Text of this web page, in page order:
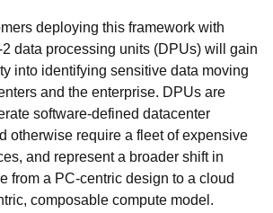
deploying this framework with
data processing units (DPUs) will gain
into identifying sensitive data moving
and the enterprise. DPUs are
software-defined datacenter
otherwise require a fleet of expensive
and represent a broader shift in
from a PC-centric design to a cloud
composable compute model.